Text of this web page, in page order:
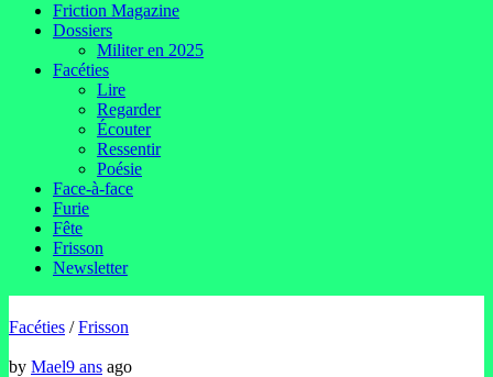
Friction Magazine
Dossiers
Militer en 2025
Facéties
Lire
Regarder
Écouter
Ressentir
Poésie
Face-à-face
Furie
Fête
Frisson
Newsletter
Facéties /Frisson
by Mael9 ans ago